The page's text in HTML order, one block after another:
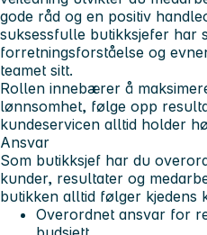
gode råd og en positiv
suksessfulle butikksjefer har
forretningsforståelse og
teamet sitt.
Rollen innebærer å
lønnsomhet, følge opp
kundeservicen alltid holder
Ansvar
Som butikksjef har du
kunder, resultater og
butikken alltid følger kjedens
Overordnet ansvar for